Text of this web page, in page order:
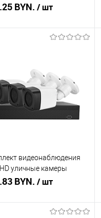
2 Мп
BYN. / шт
в 1 клик
Сравнение
В наличии
видеонаблюдения
уличные камеры
с разрешением 5 Мп
BYN. / шт